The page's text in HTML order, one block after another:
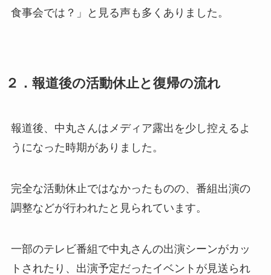
食事会では？」と見る声も多くありました。
２．報道後の活動休止と復帰の流れ
報道後、中丸さんはメディア露出を少し控えるよ
うになった時期がありました。
完全な活動休止ではなかったものの、番組出演の
調整などが行われたと見られています。
一部のテレビ番組で中丸さんの出演シーンがカッ
トされたり、出演予定だったイベントが見送られ